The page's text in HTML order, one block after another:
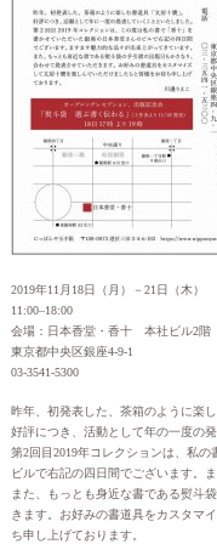
2019年11月18日（月）－21日（木）
11:00–18:00
会場：日本香堂・香十 本社ビル2
東京都中央区銀座4-9-1
03-3541-5300
昨年、初発表した、茶箱のように楽
好評につき、活動として年の一度の
第2回目2019年コレクションは、私
ビルで右記の四日間でございます。
また、もっとも身近な書である熨斗
きます。お好みの書道具をカスタマ
ち申し上げております。